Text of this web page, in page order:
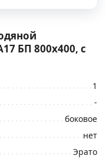
БП 800x400, с
1
-
боковое
нет
Эрато